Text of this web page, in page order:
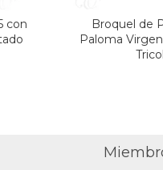
con
Broquel de
Paloma